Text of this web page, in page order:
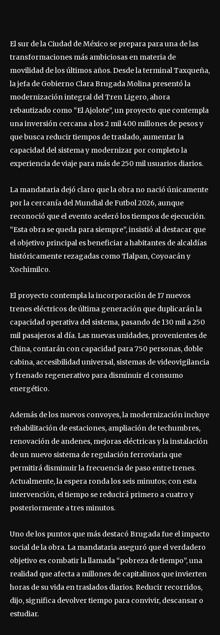
El sur de la Ciudad de México se prepara para una de las
transformaciones más ambiciosas en materia de
movilidad de los últimos años. Desde la terminal Taxqueña,
la jefa de Gobierno Clara Brugada Molina presentó la
modernización integral del Tren Ligero, ahora
rebautizado como “El Ajolote”, un proyecto que contempla
una inversión cercana a los 2 mil 400 millones de pesos y
que busca reducir tiempos de traslado, aumentar la
capacidad del sistema y modernizar por completo la
experiencia de viaje para más de 250 mil usuarios diarios.
La mandataria dejó claro que la obra no nació únicamente
por la cercanía del Mundial de Futbol 2026, aunque
reconoció que el evento aceleró los tiempos de ejecución.
“Esta obra se queda para siempre”, insistió al destacar que
el objetivo principal es beneficiar a habitantes de alcaldías
históricamente rezagadas como Tlalpan, Coyoacán y
Xochimilco.
El proyecto contempla la incorporación de 17 nuevos
trenes eléctricos de última generación que duplicarán la
capacidad operativa del sistema, pasando de 130 mil a 250
mil pasajeros al día. Las nuevas unidades, provenientes de
China, contarán con capacidad para 750 personas, doble
cabina, accesibilidad universal, sistemas de videovigilancia
y frenado regenerativo para disminuir el consumo
energético.
Además de los nuevos convoyes, la modernización incluye
rehabilitación de estaciones, ampliación de techumbres,
renovación de andenes, mejoras eléctricas y la instalación
de un nuevo sistema de regulación ferroviaria que
permitirá disminuir la frecuencia de paso entre trenes.
Actualmente, la espera ronda los seis minutos; con esta
intervención, el tiempo se reducirá primero a cuatro y
posteriormente a tres minutos.
Uno de los puntos que más destacó Brugada fue el impacto
social de la obra. La mandataria aseguró que el verdadero
objetivo es combatir la llamada “pobreza de tiempo”, una
realidad que afecta a millones de capitalinos que invierten
horas de su vida en traslados diarios. Reducir recorridos,
dijo, significa devolver tiempo para convivir, descansar o
estudiar.